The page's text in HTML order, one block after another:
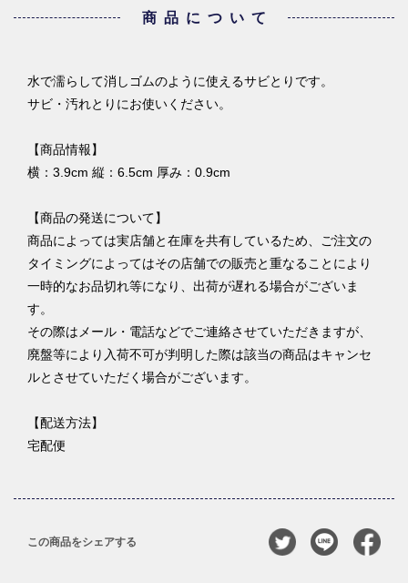
商品について
水で濡らして消しゴムのように使えるサビとりです。
サビ・汚れとりにお使いください。
【商品情報】
横：3.9cm 縦：6.5cm 厚み：0.9cm
【商品の発送について】
商品によっては実店舗と在庫を共有しているため、ご注文の
タイミングによってはその店舗での販売と重なることにより
一時的なお品切れ等になり、出荷が遅れる場合がございま
す。
その際はメール・電話などでご連絡させていただきますが、
廃盤等により入荷不可が判明した際は該当の商品はキャンセ
ルとさせていただく場合がございます。
【配送方法】
宅配便
この商品をシェアする